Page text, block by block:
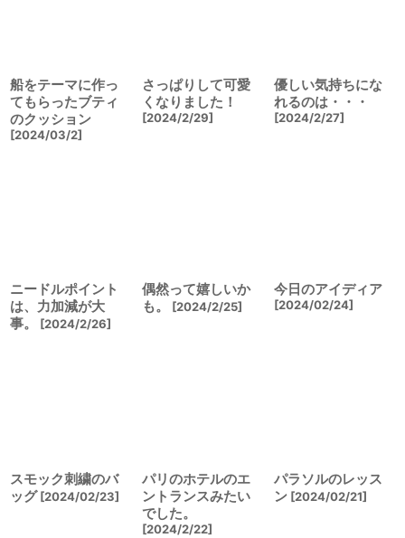
船をテーマに作っ
てもらったブティ
のクッション
[2024/03/2]
さっぱりして可愛
くなりました！
[2024/2/29]
優しい気持ちにな
れるのは・・・
[2024/2/27]
ニードルポイント
は、力加減が大
事。
[2024/2/26]
偶然って嬉しいか
も。
[2024/2/25]
今日のアイディア
[2024/02/24]
スモック刺繍のバ
ッグ [2024/02/23]
パリのホテルのエ
ントランスみたい
でした。
[2024/2/22]
パラソルのレッス
ン [2024/02/21]